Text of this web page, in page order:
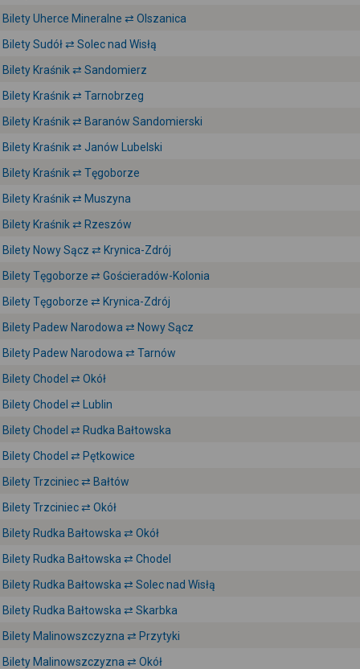
Bilety Uherce Mineralne ⇄ Olszanica
Bilety Sudół ⇄ Solec nad Wisłą
Bilety Kraśnik ⇄ Sandomierz
Bilety Kraśnik ⇄ Tarnobrzeg
Bilety Kraśnik ⇄ Baranów Sandomierski
Bilety Kraśnik ⇄ Janów Lubelski
Bilety Kraśnik ⇄ Tęgoborze
Bilety Kraśnik ⇄ Muszyna
Bilety Kraśnik ⇄ Rzeszów
Bilety Nowy Sącz ⇄ Krynica-Zdrój
Bilety Tęgoborze ⇄ Gościeradów-Kolonia
Bilety Tęgoborze ⇄ Krynica-Zdrój
Bilety Padew Narodowa ⇄ Nowy Sącz
Bilety Padew Narodowa ⇄ Tarnów
Bilety Chodel ⇄ Okół
Bilety Chodel ⇄ Lublin
Bilety Chodel ⇄ Rudka Bałtowska
Bilety Chodel ⇄ Pętkowice
Bilety Trzciniec ⇄ Bałtów
Bilety Trzciniec ⇄ Okół
Bilety Rudka Bałtowska ⇄ Okół
Bilety Rudka Bałtowska ⇄ Chodel
Bilety Rudka Bałtowska ⇄ Solec nad Wisłą
Bilety Rudka Bałtowska ⇄ Skarbka
Bilety Malinowszczyzna ⇄ Przytyki
Bilety Malinowszczyzna ⇄ Okół